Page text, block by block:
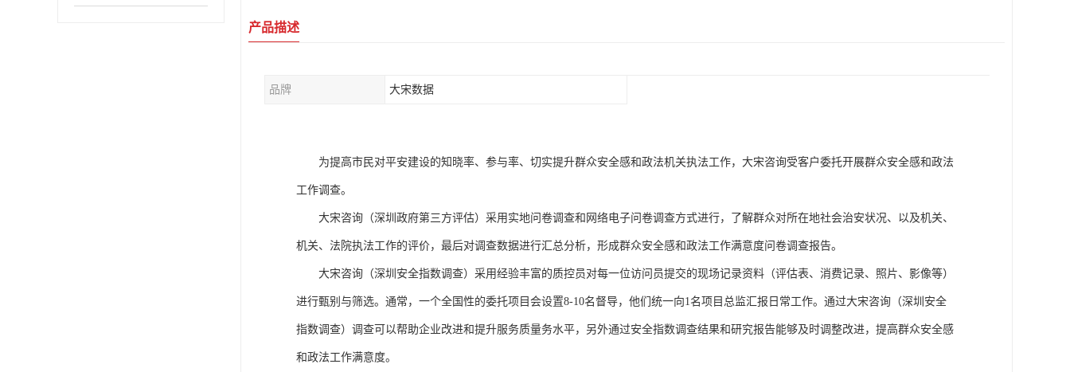
产品描述
品牌 大宋数据
为提高市民对平安建设的知晓率、参与率、切实提升群众安全感和政法机关执法工作， 大宋咨询受客户委托开展群众安全感和政法
工作调查。
大宋咨询（深圳政府第三方评估） 采用实地问卷调查和网络电子问卷调查方式进行，了解群众对所在地社会治安状况、以及机关、
机关、法院执法工作的评价，最后对调查数据进行汇总分析，形成群众安全感和政法工作满意度问卷调查报告。
大宋咨询（深圳安全指数调查） 采用经验丰富的质控员对每一位访问员提交的现场记录资料（评估表、消费记录、照片、影像等）
进行甄别与筛选。通常，一个全国性的委托项目会设置8-10名督导，他们统一向1名项目总监汇报日常工作。通过大宋咨询（深圳安全
指数调查） 调查可以帮助企业改进和提升服务质量务水平，另外通过安全指数调查结果和研究报告能够及时调整改进，提高群众安全感
和政法工作满意度。